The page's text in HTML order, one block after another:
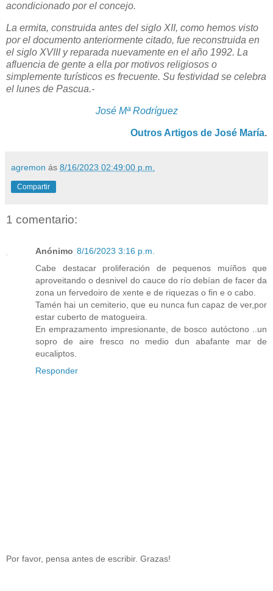
acondicionado por el concejo.
La ermita, construida antes del siglo XII, como hemos visto
por el documento anteriormente citado, fue reconstruida en
el siglo XVIII y reparada nuevamente en el año 1992. La
afluencia de gente a ella por motivos religiosos o
simplemente turísticos es frecuente. Su festividad se celebra
el lunes de Pascua.-
José Mª Rodríguez
Outros Artigos de José María.
agremon ás 8/16/2023 02:49:00 p.m.
Compartir
1 comentario:
Anónimo 8/16/2023 3:16 p.m.
Cabe destacar proliferación de pequenos muíños que
aproveitando o desnivel do cauce do río debían de facer da
zona un fervedoiro de xente e de riquezas o fin e o cabo.
Tamén hai un cemiterio, que eu nunca fun capaz de ver,por
estar cuberto de matogueira.
En emprazamento impresionante, de bosco autóctono ..un
sopro de aire fresco no medio dun abafante mar de
eucaliptos.
Responder
Por favor, pensa antes de escribir. Grazas!